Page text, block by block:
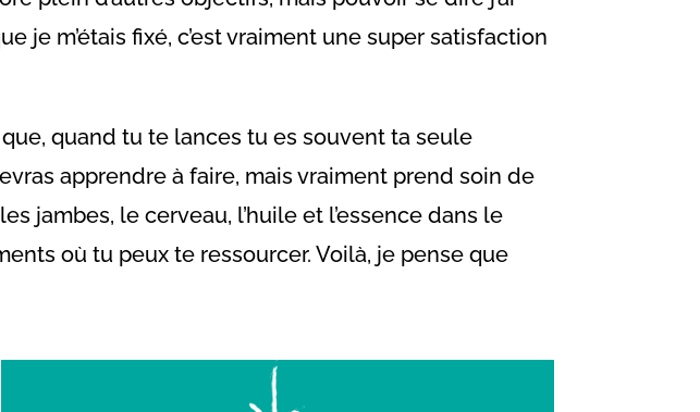
je m’étais fixé, c’est vraiment une super satisfaction
que, quand tu te lances tu es souvent ta seule
apprendre à faire, mais vraiment prend soin de
jambes, le cerveau, l’huile et l’essence dans le
où tu peux te ressourcer. Voilà, je pense que